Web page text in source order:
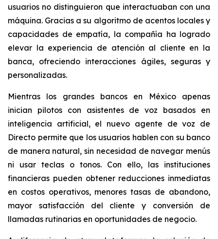
usuarios no distinguieron que interactuaban con una
máquina. Gracias a su algoritmo de acentos locales y
capacidades de empatía, la compañía ha logrado
elevar la experiencia de atención al cliente en la
banca, ofreciendo interacciones ágiles, seguras y
personalizadas.
Mientras los grandes bancos en México apenas
inician pilotos con asistentes de voz basados en
inteligencia artificial, el nuevo agente de voz de
Directo permite que los usuarios hablen con su banco
de manera natural, sin necesidad de navegar menús
ni usar teclas o tonos. Con ello, las instituciones
financieras pueden obtener reducciones inmediatas
en costos operativos, menores tasas de abandono,
mayor satisfacción del cliente y conversión de
llamadas rutinarias en oportunidades de negocio.